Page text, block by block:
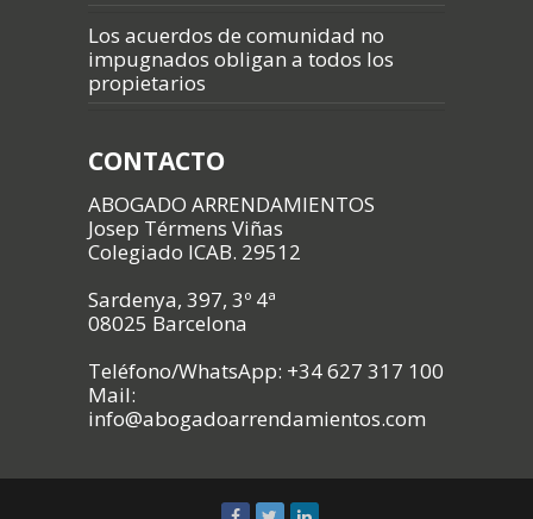
Los acuerdos de comunidad no
impugnados obligan a todos los
propietarios
CONTACTO
ABOGADO ARRENDAMIENTOS
Josep Térmens Viñas
Colegiado ICAB. 29512
Sardenya, 397, 3º 4ª
08025 Barcelona
Teléfono/WhatsApp: +34 627 317 100
Mail:
info@abogadoarrendamientos.com